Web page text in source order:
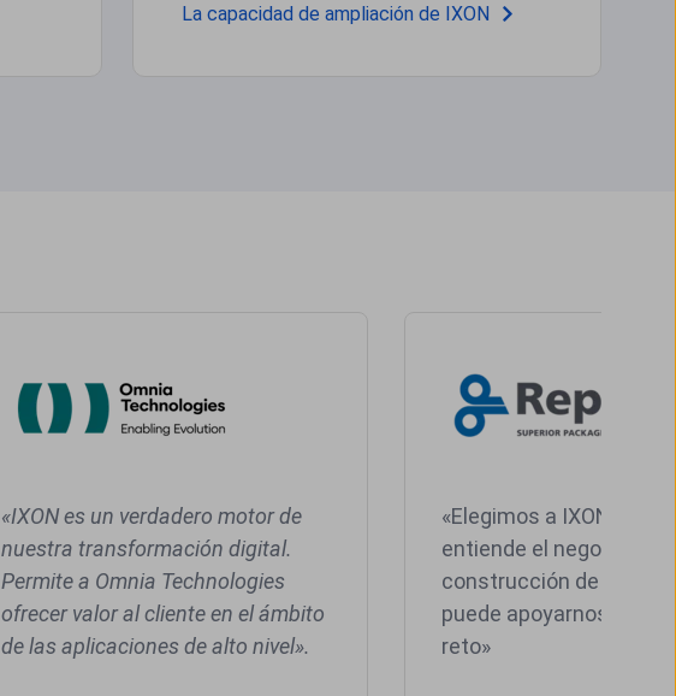
La capacidad de ampliación de IXON
«IXON es un verdadero motor de
nuestra transformación digital.
Permite a Omnia Technologies
ofrecer valor al cliente en el ámbito
de las aplicaciones de alto nivel».
«Elegimos a IXON
entiende el negocio de
construcción de
puede apoyarnos en
reto»